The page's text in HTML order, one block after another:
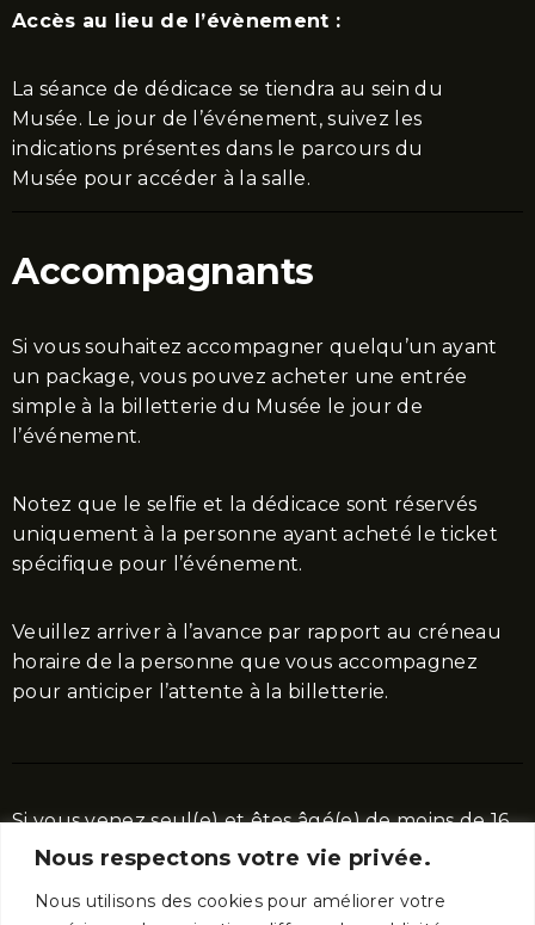
Nous respectons votre vie privée.
Nous utilisons des cookies pour améliorer votre
Accès au lieu de l’évènement :
La séance de dédicace se tiendra au sein du
Musée. Le jour de l’événement, suivez les
indications présentes dans le parcours du
Musée pour accéder à la salle.
Accompagnants
Si vous souhaitez accompagner quelqu’un ayant
un package, vous pouvez acheter une entrée
simple à la billetterie du Musée le jour de
l’événement.
Notez que le selfie et la dédicace sont réservés
uniquement à la personne ayant acheté le ticket
spécifique pour l’événement.
Veuillez arriver à l’avance par rapport au créneau
horaire de la personne que vous accompagnez
pour anticiper l’attente à la billetterie.
Si vous venez seul(e) et êtes âgé(e) de moins de 16
ans, une autorisation parentale est obligatoire.
Pour toute question supplémentaire, n’hésitez pas